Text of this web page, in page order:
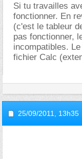
Si tu travailles
fonctionner. En
(c'est le tableur
pas fonctionner,
incompatibles.
fichier Calc
25/09/2011, 13h35